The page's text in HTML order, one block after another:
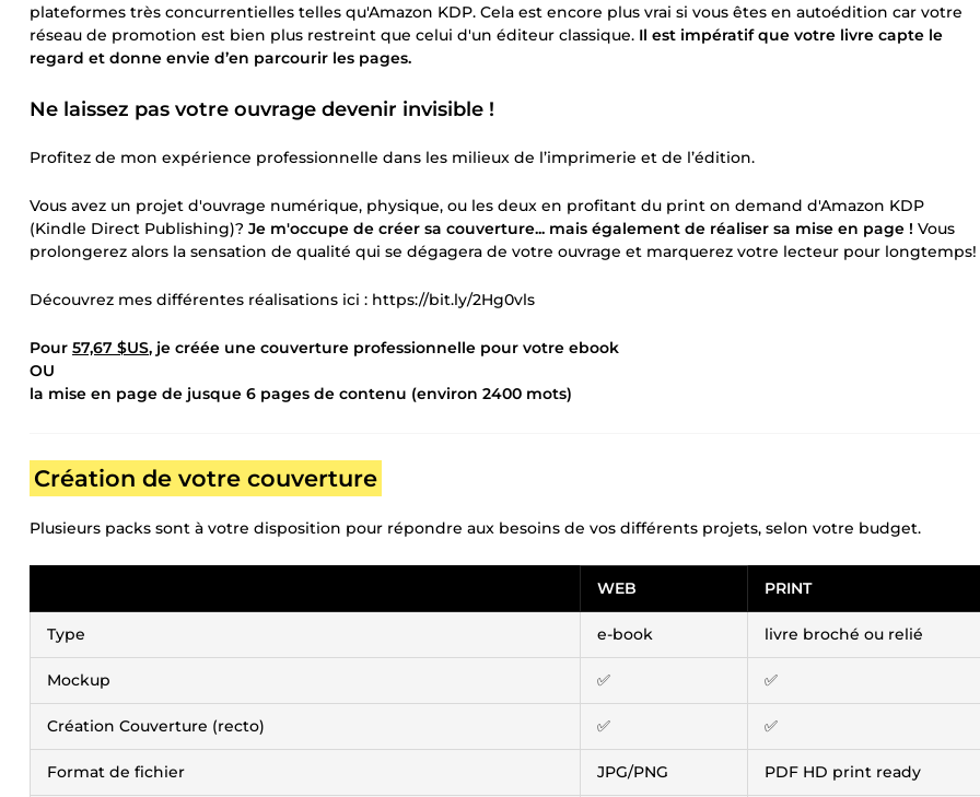
plateformes très concurrentielles telles qu'Amazon KDP. Cela est encore plus vrai si vous êtes en autoédition car votre
réseau de promotion est bien plus restreint que celui d'un éditeur classique. Il est impératif que votre livre capte le
regard et donne envie d’en parcourir les pages.
Ne laissez pas votre ouvrage devenir invisible !
Profitez de mon expérience professionnelle dans les milieux de l’imprimerie et de l’édition.
Vous avez un projet d'ouvrage numérique, physique, ou les deux en profitant du print on demand d'Amazon KDP
(Kindle Direct Publishing)? Je m'occupe de créer sa couverture... mais également de réaliser sa mise en page ! Vous
prolongerez alors la sensation de qualité qui se dégagera de votre ouvrage et marquerez votre lecteur pour longtemps!
Découvrez mes différentes réalisations ici : https://bit.ly/2Hg0vls
Pour 57,67 $US, je créée une couverture professionnelle pour votre ebook
OU
la mise en page de jusque 6 pages de contenu (environ 2400 mots)
Création de votre couverture
Plusieurs packs sont à votre disposition pour répondre aux besoins de vos différents projets, selon votre budget.
WEB PRINT
Type e-book livre broché ou relié
Mockup ✅ ✅
Création Couverture (recto) ✅ ✅
Format de fichier JPG/PNG PDF HD print ready